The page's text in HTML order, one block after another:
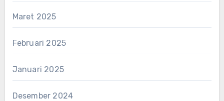
Maret 2025
Februari 2025
Januari 2025
Desember 2024